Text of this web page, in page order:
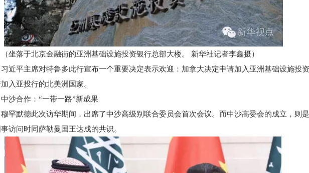
（坐落于北京金融街的亚洲基础设施投资银行总部大楼。 新华社记者李鑫摄）
习近平主席对特鲁多此行宣布一个重要决定表示欢迎：加拿大决定申请加入亚洲基础设施投
入亚投行的北美洲国家。
中沙合作：“一带一路”新成果
穆罕默德此次访华期间，出席了中沙高级别联合委员会首次会议。而中沙高委会的成立，则
访问时同萨勒曼国王达成的共识。